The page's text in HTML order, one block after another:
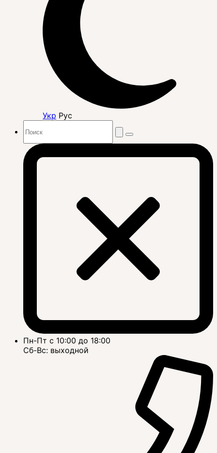
Укр Рус
Пн-Пт с 10:00 до 18:00
Сб-Вс: выходной